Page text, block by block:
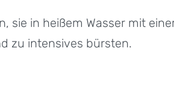
sie in heißem Wasser mit
zu intensives bürsten.